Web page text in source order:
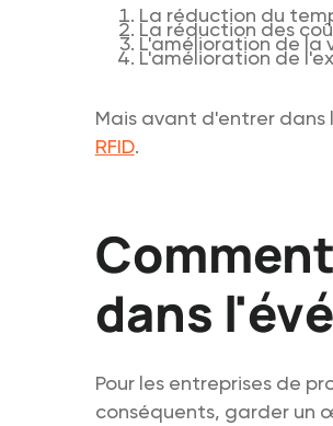
La réduction du
La réduction des
L'amélioration de la
L'amélioration de
Mais avant d'entrer dans
RFID.
dans
Pour les entreprises de
conséquents, garder un